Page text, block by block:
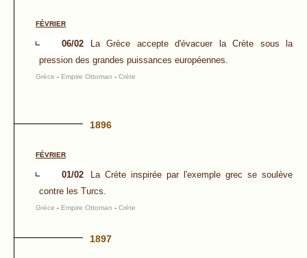
FÉVRIER
06/02
La Grèce accepte d'évacuer la Crète sous la
pression des grandes puissances européennes.
Grèce - Empire Ottoman - Crète
1896
FÉVRIER
01/02
La Crète inspirée par l'exemple grec se soulève
contre les Turcs.
Grèce - Empire Ottoman - Crète
1897